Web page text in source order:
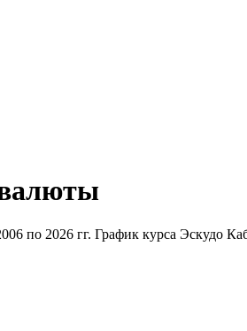
валюты
по 2026 гг. График курса Эскудо